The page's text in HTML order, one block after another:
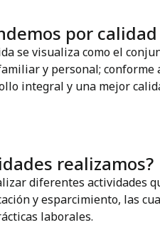
por
se visualiza como el
y personal;
integral y una mejor
realizamos?
diferentes actividades
y esparcimiento, las
laborales.